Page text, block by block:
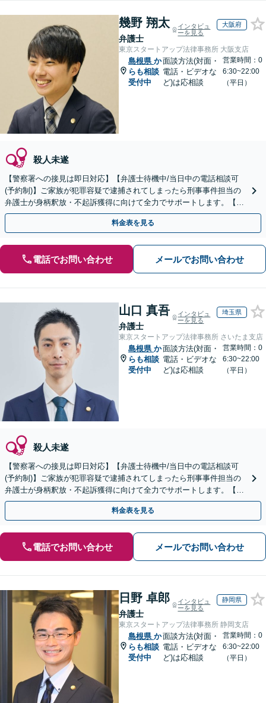
幾野 翔太
弁護士
インタビュ
ーを見る
大阪府
東京スタートアップ法律事務所 大阪支店
島根県 か
らも相談
受付中
面談方法(対面・
電話・ビデオな
ど)は応相談
営業時間：0
6:30~22:00
（平日）
殺人未遂
【警察署への接見は即日対応】【弁護士待機中/当日中の電話相談可
(予約制)】ご家族が犯罪容疑で逮捕されてしまったら刑事事件担当の
弁護士が身柄釈放・不起訴獲得に向けて全力でサポートします。【毎
月100名以上の相談実績】【全国対応】
料金表を見る
電話でお問い合わせ メールでお問い合わせ
山口 真吾
弁護士
インタビュ
ーを見る
埼玉県
東京スタートアップ法律事務所 さいたま支店
島根県 か
らも相談
受付中
面談方法(対面・
電話・ビデオな
ど)は応相談
営業時間：0
6:30~22:00
（平日）
殺人未遂
【警察署への接見は即日対応】【弁護士待機中/当日中の電話相談可
(予約制)】ご家族が犯罪容疑で逮捕されてしまったら刑事事件担当の
弁護士が身柄釈放・不起訴獲得に向けて全力でサポートします。【毎
月100名以上の相談実績】【全国対応】
料金表を見る
電話でお問い合わせ メールでお問い合わせ
日野 卓郎
弁護士
インタビュ
ーを見る
静岡県
東京スタートアップ法律事務所 静岡支店
島根県 か
らも相談
受付中
面談方法(対面・
電話・ビデオな
ど)は応相談
営業時間：0
6:30~22:00
（平日）